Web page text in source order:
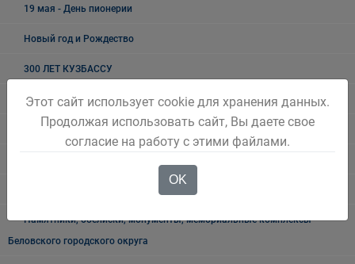
19 мая - День пионерии
Новый год и Рождество
300 ЛЕТ КУЗБАССУ
Как живёшь, ветеран?
Лучшие люди города
Памятники, обелиски, монументы, мемориальные комплексы
Беловского городского округа
Этот сайт использует cookie для хранения данных.
Продолжая использовать сайт, Вы даете свое
согласие на работу с этими файлами.
OK